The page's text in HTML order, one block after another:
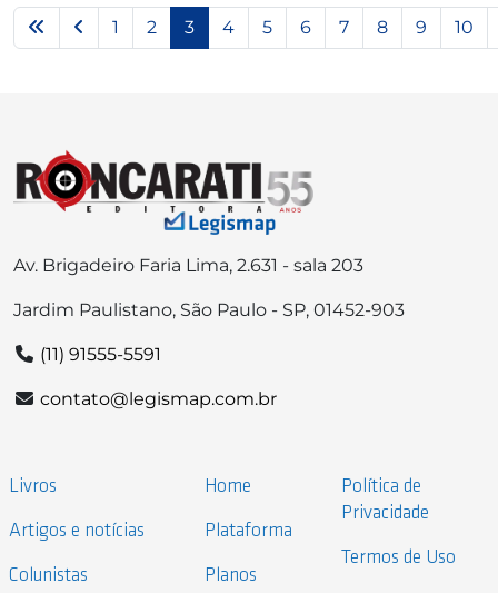
1 2 3 4 5 6 7 8 9 10
Av. Brigadeiro Faria Lima, 2.631 - sala 203
Jardim Paulistano, São Paulo - SP, 01452-903
(11) 91555-5591
contato@legismap.com.br
Livros
Artigos e notícias
Colunistas
Home
Plataforma
Planos
Política de
Privacidade
Termos de Uso